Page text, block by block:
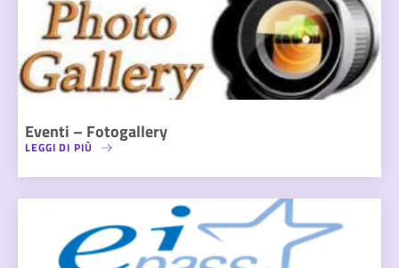
Eventi – Fotogallery
LEGGI DI PIÙ